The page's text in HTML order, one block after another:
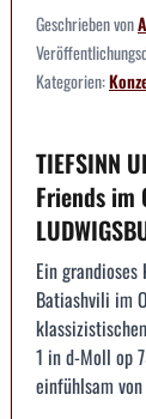
Geschrieben von
Kategorien:
TIEFSINN
Friends im
Ein
Batiashvili im
1 in d-Moll op
einfühlsam